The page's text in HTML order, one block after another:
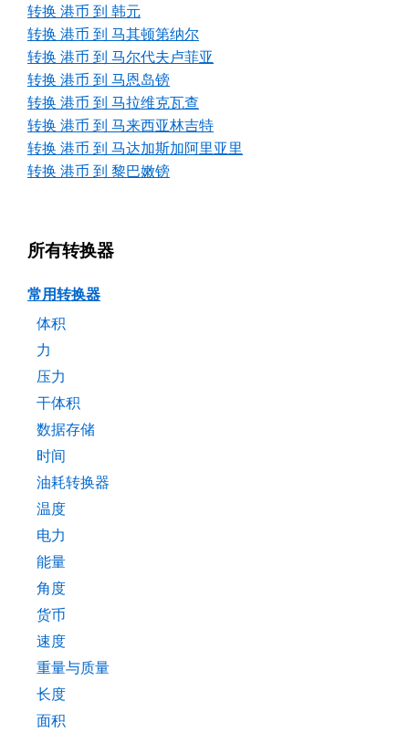
转换 港币 到 韩元
转换 港币 到 马其顿第纳尔
转换 港币 到 马尔代夫卢菲亚
转换 港币 到 马恩岛镑
转换 港币 到 马拉维克瓦查
转换 港币 到 马来西亚林吉特
转换 港币 到 马达加斯加阿里亚里
转换 港币 到 黎巴嫩镑
所有转换器
常用转换器
体积
力
压力
干体积
数据存储
时间
油耗转换器
温度
电力
能量
角度
货币
速度
重量与质量
长度
面积